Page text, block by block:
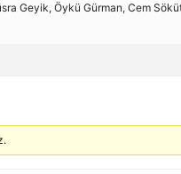
Geyik, Öykü Gürman, Cem